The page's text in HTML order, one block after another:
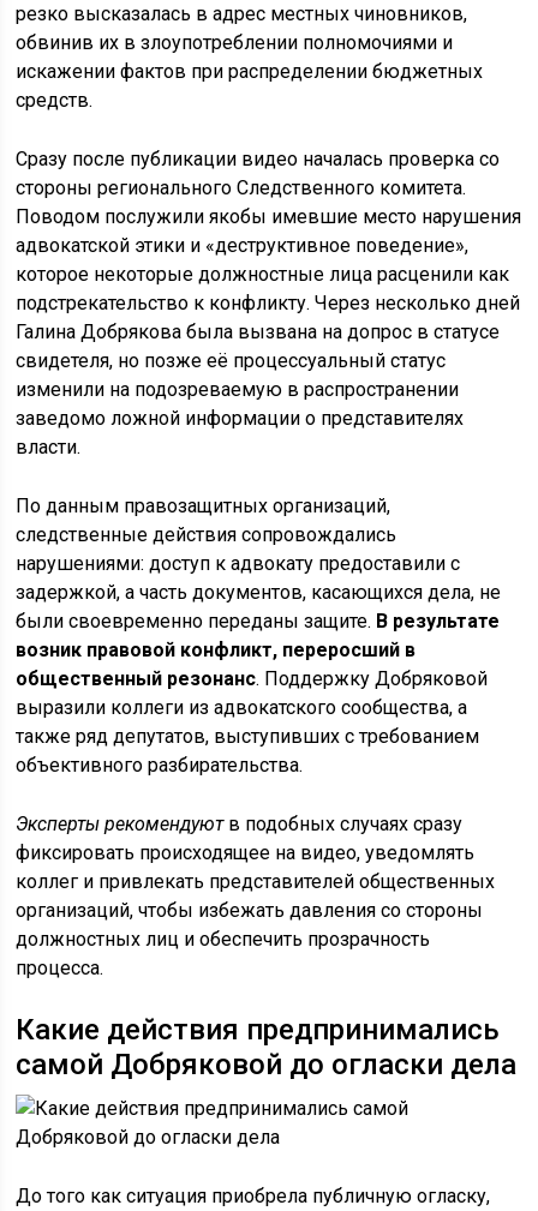
резко высказалась в адрес местных чиновников,
обвинив их в злоупотреблении полномочиями и
искажении фактов при распределении бюджетных
средств.
Сразу после публикации видео началась проверка со
стороны регионального Следственного комитета.
Поводом послужили якобы имевшие место нарушения
адвокатской этики и «деструктивное поведение»,
которое некоторые должностные лица расценили как
подстрекательство к конфликту. Через несколько дней
Галина Добрякова была вызвана на допрос в статусе
свидетеля, но позже её процессуальный статус
изменили на подозреваемую в распространении
заведомо ложной информации о представителях
власти.
По данным правозащитных организаций,
следственные действия сопровождались
нарушениями: доступ к адвокату предоставили с
задержкой, а часть документов, касающихся дела, не
были своевременно переданы защите. В результате
возник правовой конфликт, переросший в
общественный резонанс. Поддержку Добряковой
выразили коллеги из адвокатского сообщества, а
также ряд депутатов, выступивших с требованием
объективного разбирательства.
Эксперты рекомендуютв подобных случаях сразу
фиксировать происходящее на видео, уведомлять
коллег и привлекать представителей общественных
организаций, чтобы избежать давления со стороны
должностных лиц и обеспечить прозрачность
процесса.
Какие действия предпринимались
самой Добряковой до огласки дела
До того как ситуация приобрела публичную огласку,